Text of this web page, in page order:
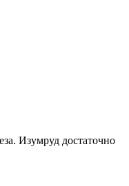
Изумруд достаточно